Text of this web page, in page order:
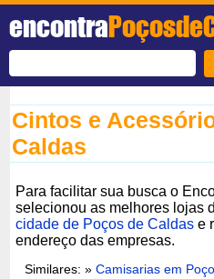
encontra
Cintos e
Caldas
Para facilitar sua busca o
selecionou as melhores lojas
cidade de Poços de Caldas e
endereço das empresas.
Similares: »Camisarias em